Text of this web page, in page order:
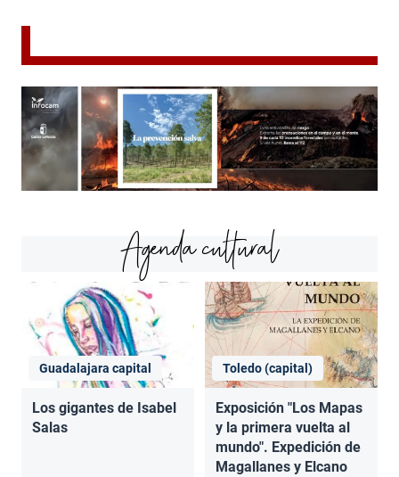
Agenda cultural
Guadalajara capital
Los gigantes de Isabel
Salas
Toledo (capital)
Exposición "Los Mapas
y la primera vuelta al
mundo". Expedición de
Magallanes y Elcano